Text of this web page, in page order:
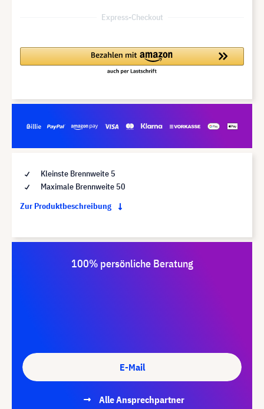
Express-Checkout
Kleinste Brennweite 5
Maximale Brennweite 50
Zur Produktbeschreibung
100% persönliche Beratung
E-Mail
Alle Ansprechpartner